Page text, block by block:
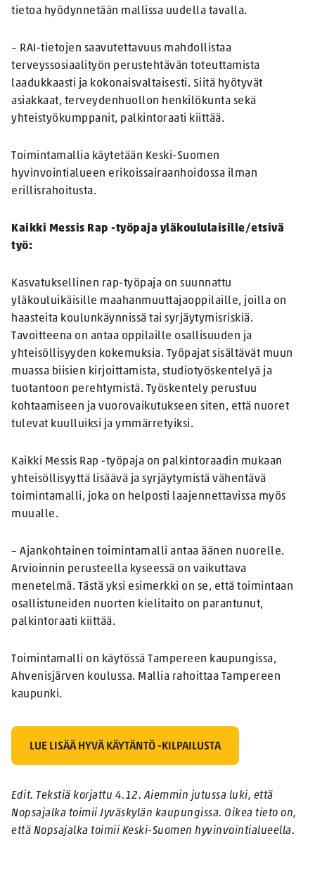
tietoa hyödynnetään mallissa uudella tavalla.
– RAI-tietojen saavutettavuus mahdollistaa
terveyssosiaalityön perustehtävän toteuttamista
laadukkaasti ja kokonaisvaltaisesti. Siitä hyötyvät
asiakkaat, terveydenhuollon henkilökunta sekä
yhteistyökumppanit, palkintoraati kiittää.
Toimintamallia käytetään Keski-Suomen
hyvinvointialueen erikoissairaanhoidossa ilman
erillisrahoitusta.
Kaikki Messis Rap -työpaja yläkoululaisille/etsivä
työ:
Kasvatuksellinen rap-työpaja on suunnattu
yläkouluikäisille maahanmuuttajaoppilaille, joilla on
haasteita koulunkäynnissä tai syrjäytymisriskiä.
Tavoitteena on antaa oppilaille osallisuuden ja
yhteisöllisyyden kokemuksia. Työpajat sisältävät muun
muassa biisien kirjoittamista, studiotyöskentelyä ja
tuotantoon perehtymistä. Työskentely perustuu
kohtaamiseen ja vuorovaikutukseen siten, että nuoret
tulevat kuulluiksi ja ymmärretyiksi.
Kaikki Messis Rap -työpaja on palkintoraadin mukaan
yhteisöllisyyttä lisäävä ja syrjäytymistä vähentävä
toimintamalli, joka on helposti laajennettavissa myös
muualle.
– Ajankohtainen toimintamalli antaa äänen nuorelle.
Arvioinnin perusteella kyseessä on vaikuttava
menetelmä. Tästä yksi esimerkki on se, että toimintaan
osallistuneiden nuorten kielitaito on parantunut,
palkintoraati kiittää.
Toimintamalli on käytössä Tampereen kaupungissa,
Ahvenisjärven koulussa. Mallia rahoittaa Tampereen
kaupunki.
LUE LISÄÄ HYVÄ KÄYTÄNTÖ -KILPAILUSTA
Edit. Tekstiä korjattu 4.12. Aiemmin jutussa luki, että
Nopsajalka toimii Jyväskylän kaupungissa. Oikea tieto on,
että Nopsajalka toimii Keski-Suomen hyvinvointialueella.